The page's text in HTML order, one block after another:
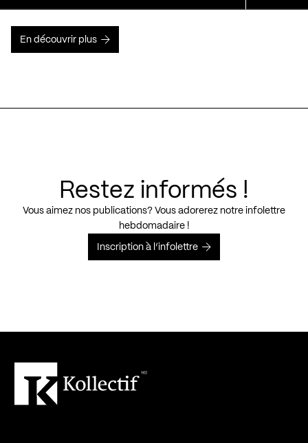
En découvrir plus
Restez informés !
Vous aimez nos publications? Vous adorerez notre infolettre
hebdomadaire !
Inscription à l’infolettre